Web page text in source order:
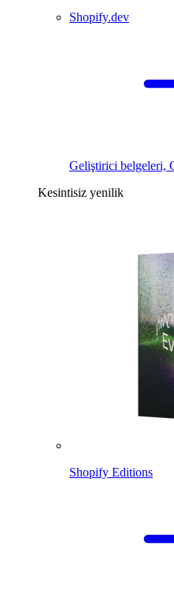
Shopify.dev
Geliştirici belgeleri,
Kesintisiz yenilik
Shopify Editions